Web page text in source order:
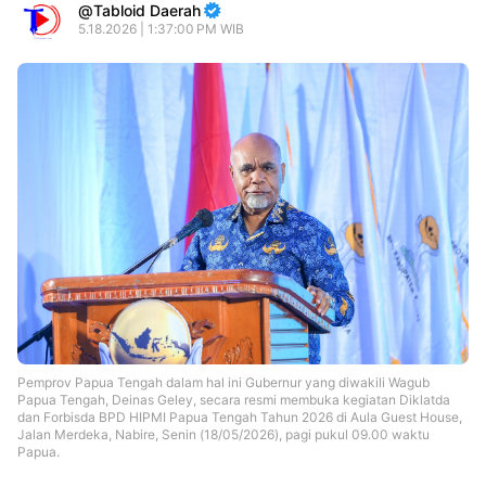
Tabloid Daerah
5.18.2026 | 1:37:00 PM WIB
Pemprov Papua Tengah dalam hal ini Gubernur yang diwakili Wagub
Papua Tengah, Deinas Geley, secara resmi membuka kegiatan Diklatda
dan Forbisda BPD HIPMI Papua Tengah Tahun 2026 di Aula Guest House,
Jalan Merdeka, Nabire, Senin (18/05/2026), pagi pukul 09.00 waktu
Papua.